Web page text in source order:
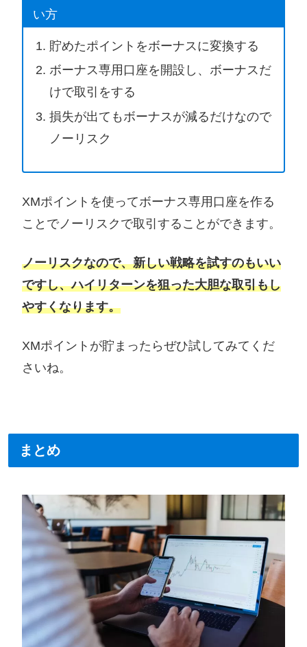
い方
貯めたポイントをボーナスに変換する
ボーナス専用口座を開設し、ボーナスだ
けで取引をする
損失が出てもボーナスが減るだけなので
ノーリスク
XMポイントを使ってボーナス専用口座を作る
ことでノーリスクで取引することができます。
ノーリスクなので、新しい戦略を試すのもいい
ですし、ハイリターンを狙った大胆な取引もし
やすくなります。
XMポイントが貯まったらぜひ試してみてくだ
さいね。
まとめ